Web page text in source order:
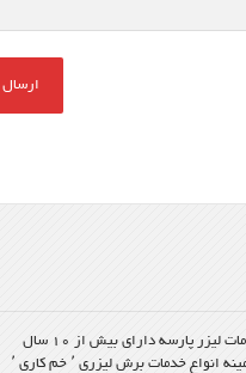
مجموعه خدمات لیزر پارسه دارای بیش از ۱۰ سال
سابقه در زمینه انواع خدمات برش لیزری ٬ خم کاری ٬